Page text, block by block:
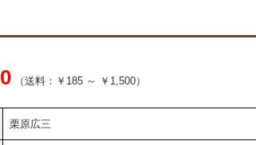
（送料：￥185 ～ ￥1,500）
栗原広三